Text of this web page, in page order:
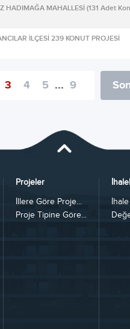
HADIMAĞA MAHALLESİ (131 Adet
İLÇESİ 239 KONUT PROJESİ
3 4 5 ... 9
Projeler
İllere Göre Proje...
Proje Tipine Göre...